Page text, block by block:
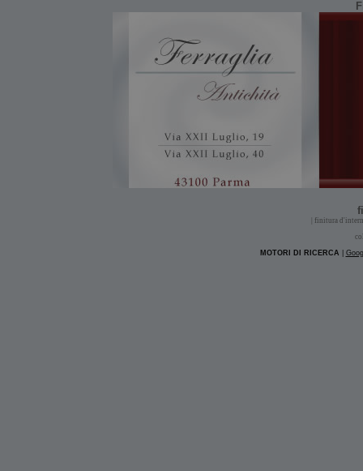
| finitura
MOTORI DI RICERCA